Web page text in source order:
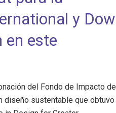
y Dow
en este
del Fondo de Impacto de
diseño sustentable que obtuvo